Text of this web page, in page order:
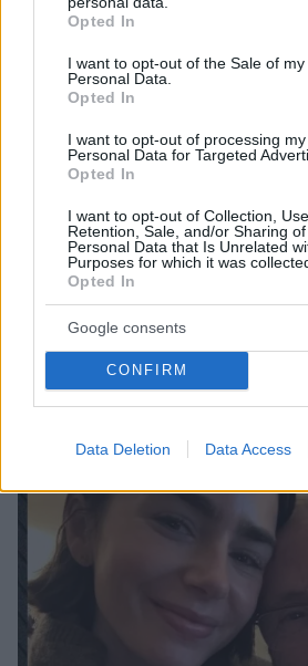
grant or deny consent to Google and
use your data for below specified
consent section.
Opted In
I want to opt-out of the Sale of my
Personal Data.
Opted In
I want to opt-out of processing my
Personal Data for Targeted
Opted In
I want to opt-out of Collection, Use,
Retention, Sale, and/or Sharing
Personal Data that Is Unrelated
Purposes for which it was
Opted In
Google consents
CONFIRM
Data Deletion Data Access
Η Λίλι Κόλινς δημοσίευσε βίντεο
της απόδραση στη βρετανική
Η ηθοποιός μοιράστηκε όλα όσα
σύζυγο και την κόρη της στην
06.02.2026, 20:34